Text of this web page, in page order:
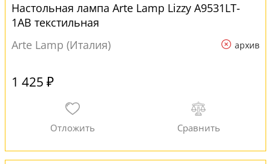
Настольная лампа Arte Lamp Lizzy A9531LT-
1AB текстильная
Arte Lamp (Италия)
архив
1 425 ₽